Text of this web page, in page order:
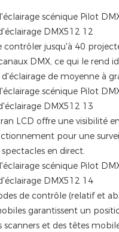
jusqu'à 40
DMX, ce qui le rend
de moyenne à
LCD offre une visibilité
pour une
en direct.
de contrôle (relatif et
garantissent un
scanners et des têtes